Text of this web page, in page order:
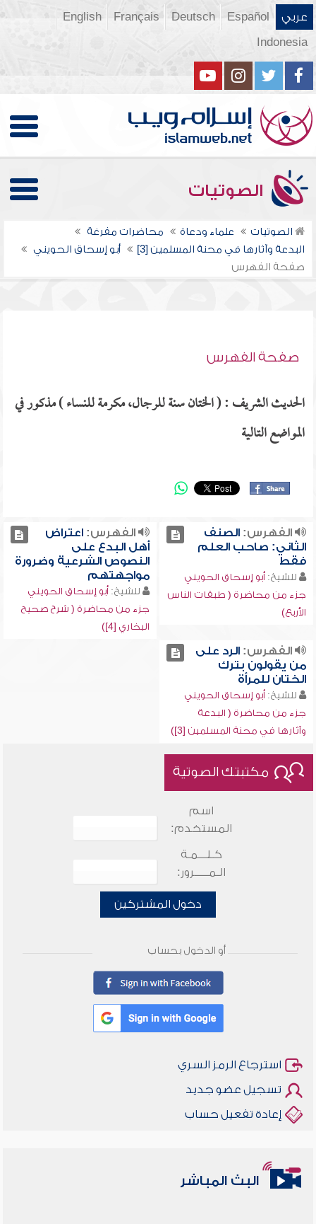
عربي Español
Deutsch
Français
English
Indonesia
الصوتيات
الصوتيات علماء ودعاة
محاضرات مفرغة
البدعة وآثارها في محنة المسلمين [3]
أبو إسحاق الحويني
صفحة الفهرس
صفحة الفهرس
الحديث الشريف : ( الختان سنة للرجال، مكرمة للنساء ) مذكور في
المواضع التالية
الفهرس:الصنف
الثاني: صاحب العلم
فقط
للشيخ: أبو إسحاق الحويني
جزء من محاضرة ( طبقات الناس
الأربع)
الفهرس:اعتراض
أهل البدع على
النصوص الشرعية وضرورة
مواجهتهم
للشيخ: أبو إسحاق الحويني
جزء من محاضرة ( شرح صحيح
البخاري [4])
الفهرس:الرد على
من يقولون بترك
الختان للمرأة
للشيخ: أبو إسحاق الحويني
جزء من محاضرة ( البدعة
وآثارها في محنة المسلمين [3])
مكتبتك الصوتية
اسم
المستخدم:
كـلـــمـة
الـمـــــرور:
دخول المشتركين
أو الدخول بحساب
استرجاع الرمز السري
تسجيل عضو جديد
إعادة تفعيل حساب
البث المباشر